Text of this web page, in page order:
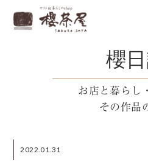
櫻
お店と暮らし
その作品
2022.01.31